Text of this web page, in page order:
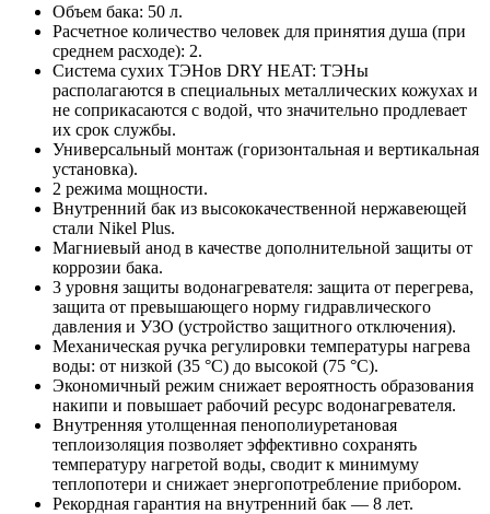
Объем бака: 50 л.
Расчетное количество человек для принятия душа (при
среднем расходе): 2.
Система сухих ТЭНов DRY HEAT: ТЭНы
располагаются в специальных металлических кожухах и
не соприкасаются с водой, что значительно продлевает
их срок службы.
Универсальный монтаж (горизонтальная и вертикальная
установка).
2 режима мощности.
Внутренний бак из высококачественной нержавеющей
стали Nikel Plus.
Магниевый анод в качестве дополнительной защиты от
коррозии бака.
3 уровня защиты водонагревателя: защита от перегрева,
защита от превышающего норму гидравлического
давления и УЗО (устройство защитного отключения).
Механическая ручка регулировки температуры нагрева
воды: от низкой (35 °С) до высокой (75 °С).
Экономичный режим снижает вероятность образования
накипи и повышает рабочий ресурс водонагревателя.
Внутренняя утолщенная пенополиуретановая
теплоизоляция позволяет эффективно сохранять
температуру нагретой воды, сводит к минимуму
теплопотери и снижает энергопотребление прибором.
Рекордная гарантия на внутренний бак — 8 лет.